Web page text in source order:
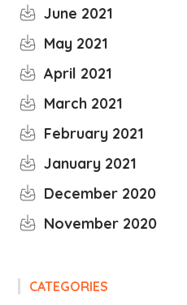
June 2021
May 2021
April 2021
March 2021
February 2021
January 2021
December 2020
November 2020
CATEGORIES